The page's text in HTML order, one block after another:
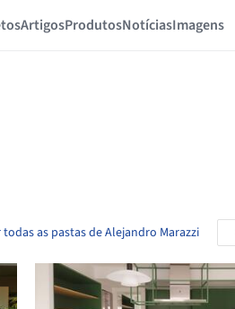
ArtigosProdutosNotíciasImagens
todas as pastas de Alejandro Marazzi